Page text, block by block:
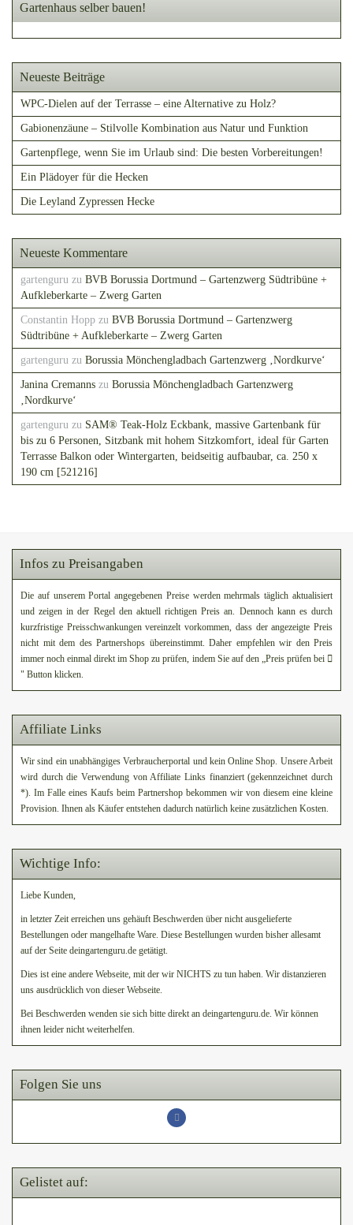
Gartenhaus selber bauen!
Neueste Beiträge
WPC-Dielen auf der Terrasse – eine Alternative zu Holz?
Gabionenzäune – Stilvolle Kombination aus Natur und Funktion
Gartenpflege, wenn Sie im Urlaub sind: Die besten Vorbereitungen!
Ein Plädoyer für die Hecken
Die Leyland Zypressen Hecke
Neueste Kommentare
gartenguru zu BVB Borussia Dortmund – Gartenzwerg Südtribüne +
Aufkleberkarte – Zwerg Garten
Constantin Hopp zu BVB Borussia Dortmund – Gartenzwerg
Südtribüne + Aufkleberkarte – Zwerg Garten
gartenguru zu Borussia Mönchengladbach Gartenzwerg ‚Nordkurve‘
Janina Cremanns zu Borussia Mönchengladbach Gartenzwerg
‚Nordkurve‘
gartenguru zu SAM® Teak-Holz Eckbank, massive Gartenbank für
bis zu 6 Personen, Sitzbank mit hohem Sitzkomfort, ideal für Garten
Terrasse Balkon oder Wintergarten, beidseitig aufbaubar, ca. 250 x
190 cm [521216]
Infos zu Preisangaben
Die auf unserem Portal angegebenen Preise werden mehrmals täglich aktualisiert
und zeigen in der Regel den aktuell richtigen Preis an. Dennoch kann es durch
kurzfristige Preisschwankungen vereinzelt vorkommen, dass der angezeigte Preis
nicht mit dem des Partnershops übereinstimmt. Daher empfehlen wir den Preis
immer noch einmal direkt im Shop zu prüfen, indem Sie auf den „Preis prüfen bei
" Button klicken.
Affiliate Links
Wir sind ein unabhängiges Verbraucherportal und kein Online Shop. Unsere Arbeit
wird durch die Verwendung von Affiliate Links finanziert (gekennzeichnet durch
*). Im Falle eines Kaufs beim Partnershop bekommen wir von diesem eine kleine
Provision. Ihnen als Käufer entstehen dadurch natürlich keine zusätzlichen Kosten.
Wichtige Info:
Liebe Kunden,
in letzter Zeit erreichen uns gehäuft Beschwerden über nicht ausgelieferte
Bestellungen oder mangelhafte Ware. Diese Bestellungen wurden bisher allesamt
auf der Seite deingartenguru.de getätigt.
Dies ist eine andere Webseite, mit der wir NICHTS zu tun haben. Wir distanzieren
uns ausdrücklich von dieser Webseite.
Bei Beschwerden wenden sie sich bitte direkt an deingartenguru.de. Wir können
ihnen leider nicht weiterhelfen.
Folgen Sie uns
Gelistet auf: